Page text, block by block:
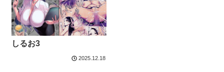
しるお3
2025.12.18